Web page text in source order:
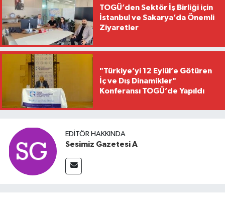
TOGÜ’den Sektör İş Birliği için
İstanbul ve Sakarya’da Önemli
Ziyaretler
"Türkiye’yi 12 Eylül’e Götüren
İç ve Dış Dinamikler"
Konferansı TOGÜ’de Yapıldı
EDITÖR HAKKINDA
Sesimiz Gazetesi A